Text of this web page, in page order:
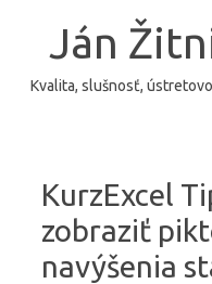
Ján
Kvalita, slušnosť,
KurzExcel
zobraziť
navýšenia